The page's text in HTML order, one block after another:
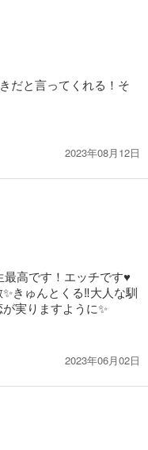
だと言ってくれる！そ
2023年08月12日
高です！エッチです♥️
きゅんとくる‼️大人な馴
実りますように✨
2023年06月02日